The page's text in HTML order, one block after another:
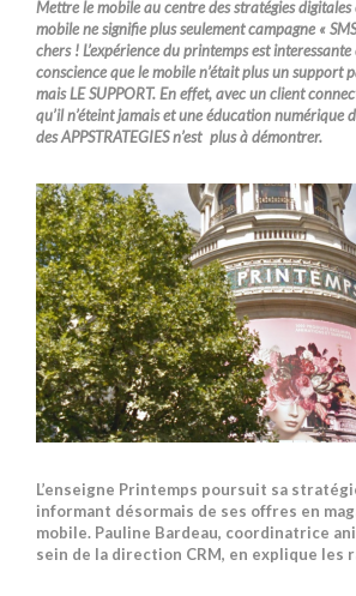
Mettre le mobile au centre des stratégies
mobile ne signifie plus seulement campagne «
chers ! L’expérience du printemps est
conscience que le mobile n’était plus un support
mais LE SUPPORT. En effet, avec un client
qu’il n’éteint jamais et une éducation numérique
des APPSTRATEGIES n’est plus à démontrer.
L’enseigne Printemps poursuit sa
informant désormais de ses offres en
mobile. Pauline Bardeau, coordinatrice
sein de la direction CRM, en explique les